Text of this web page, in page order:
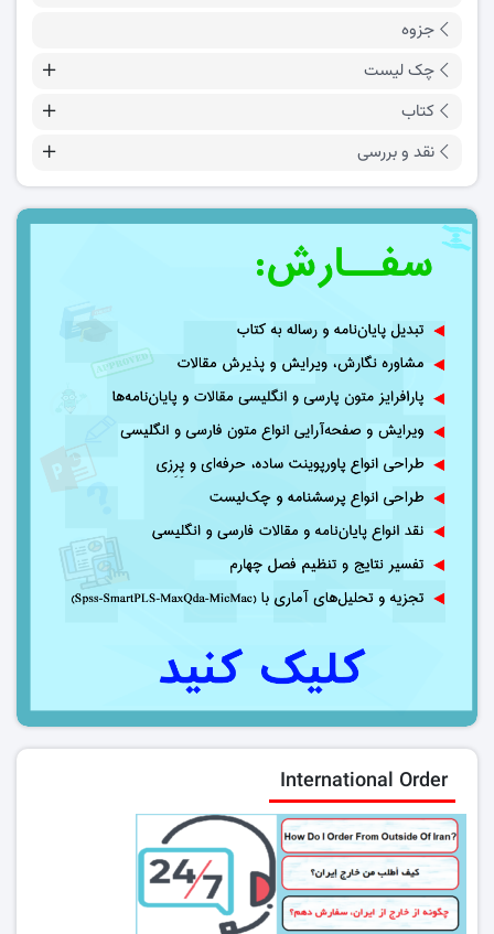
جزوه
چک لیست
کتاب
نقد و بررسی
International Order